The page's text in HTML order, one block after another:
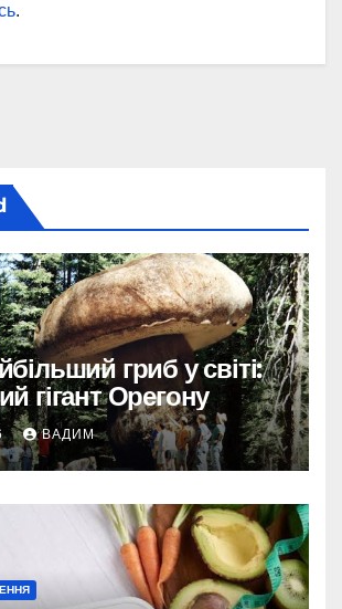
.
гриб у світі:
гігант Орегону
ВАДИМ